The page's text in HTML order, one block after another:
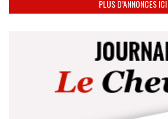
PLUS D’ANNONCES ICI